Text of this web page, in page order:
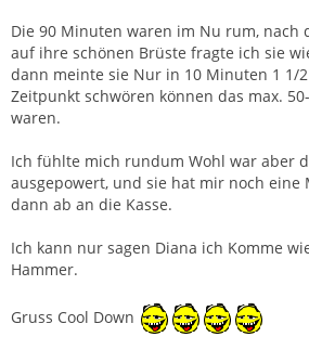
Die 90 Minuten waren im Nu rum, nach
auf ihre schönen Brüste fragte ich sie
dann meinte sie Nur in 10 Minuten 1 1/
Zeitpunkt schwören können das max.
waren.
Ich fühlte mich rundum Wohl war aber
ausgepowert, und sie hat mir noch eine
dann ab an die Kasse.
Ich kann nur sagen Diana ich Komme
Hammer.
Gruss Cool Down